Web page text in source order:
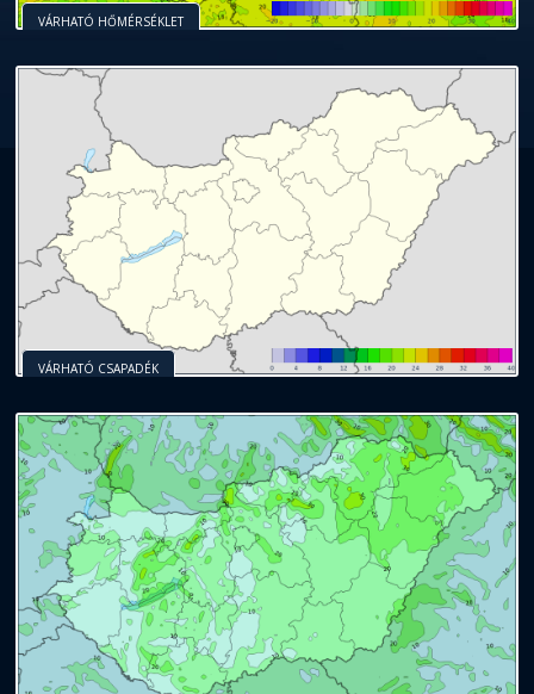
VÁRHATÓ HŐMÉRSÉKLET
VÁRHATÓ CSAPADÉK